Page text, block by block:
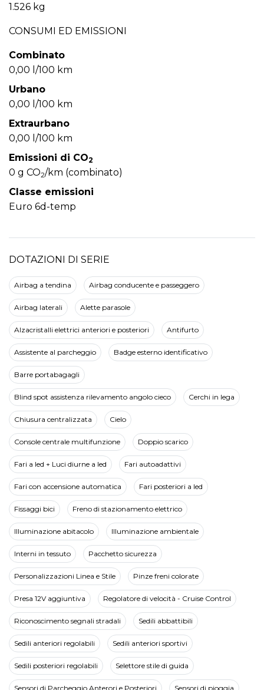
1.526 kg
CONSUMI ED EMISSIONI
Combinato
0,00 l/100 km
Urbano
0,00 l/100 km
Extraurbano
0,00 l/100 km
Emissioni di CO2
0 g CO2/km (combinato)
Classe emissioni
Euro 6d-temp
DOTAZIONI DI SERIE
Airbag a tendina Airbag conducente e passeggero
Airbag laterali Alette parasole
Alzacristalli elettrici anteriori e posteriori Antifurto
Assistente al parcheggio Badge esterno identificativo
Barre portabagagli
Blind spot assistenza rilevamento angolo cieco Cerchi in lega
Chiusura centralizzata Cielo
Console centrale multifunzione Doppio scarico
Fari a led + Luci diurne a led Fari autoadattivi
Fari con accensione automatica Fari posteriori a led
Fissaggi bici Freno di stazionamento elettrico
Illuminazione abitacolo Illuminazione ambientale
Interni in tessuto Pacchetto sicurezza
Personalizzazioni Linea e Stile Pinze freni colorate
Presa 12V aggiuntiva Regolatore di velocità - Cruise Control
Riconoscimento segnali stradali Sedili abbattibili
Sedili anteriori regolabili Sedili anteriori sportivi
Sedili posteriori regolabili Selettore stile di guida
Sensori di Parcheggio Anterori e Posteriori Sensori di pioggia